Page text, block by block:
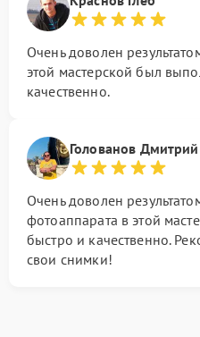
Очень доволен
этой мастерской был
качественно.
Голованов Дмитрий
Очень доволен
фотоаппарата в этой
быстро и качественно.
свои снимки!